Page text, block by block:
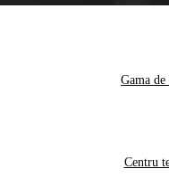
Gama de
Centru